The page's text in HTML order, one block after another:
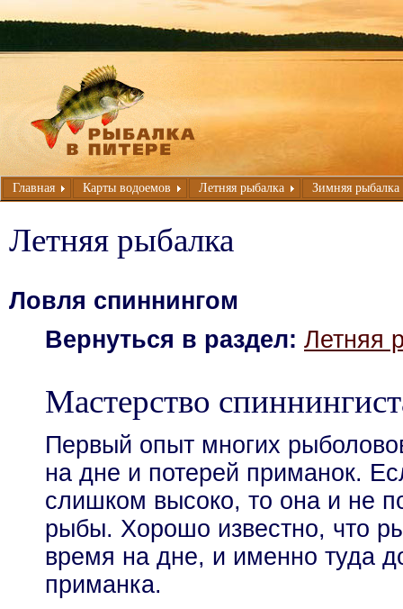
Главная Карты водоемов Летняя рыбалка Зимняя рыбалка
Летняя рыбалка
Ловля спиннингом
Вернуться в раздел: Летняя
Мастерство
Первый опыт многих
на дне и потерей приманок.
слишком высоко, то она и не
рыбы. Хорошо известно, что
время на дне, и именно туда
приманка.